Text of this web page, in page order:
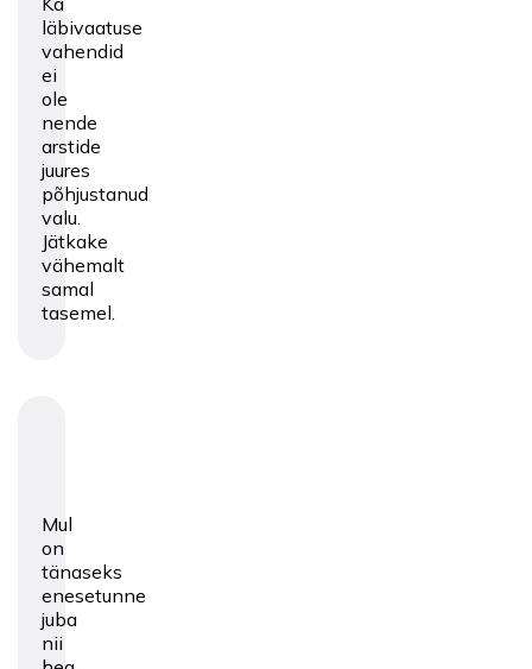
läbivaatuse
vahendid
ei
ole
nende
arstide
juures
põhjustanud
valu.
Jätkake
vähemalt
samal
tasemel.
Mul
on
tänaseks
enesetunne
juba
nii